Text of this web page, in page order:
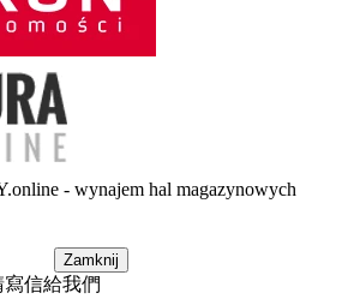
- wynajem hal magazynowych
Zamknij
信給我們